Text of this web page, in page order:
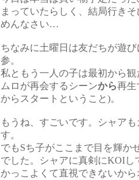
まっていたらしく、結局行き
めんなさい…
ちなみに土曜日は友だちが遊
参。
私ともう一人の子は最初から
ムロが再会するシーンから再生
からスタートということ)。
もうね、すごいです。シャア
す。
でもSち子がここまで目を輝か
でした。シャアに真剣にKOIし
かっこよくて直視できないか